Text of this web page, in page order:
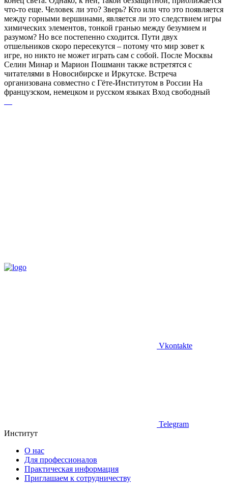
что-то еще. Человек ли это? Зверь? Кто или что это появляется
между горными вершинами, является ли это следствием игры
химических элементов, тонкой гранью между безумием и
разумом? Но все постепенно сходится. Пути двух
отшельников скоро пересекутся – потому что мир зовет к
игре, но никто не может играть сам с собой. После Москвы
Селин Минар и Марион Пошманн также встретятся с
читателями в Новосибирске и Иркутске. Встреча
организована совместно с Гёте-Институтом в России На
французском, немецком и русском языках Вход свободный
Vkontakte
Telegram
Институт
О нас
Для профессионалов
Практическая информация
Приглашаем к сотрудничеству